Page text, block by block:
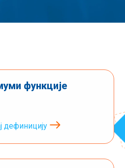
функције
дефиницију